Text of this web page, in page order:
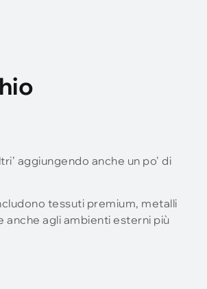
aggiungendo anche un po' di
tessuti premium, metalli
anche agli ambienti esterni più